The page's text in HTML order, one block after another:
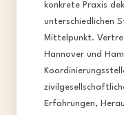
konkrete Praxis
unterschiedlichen
Mittelpunkt.
Hannover und
Erfahrungen,